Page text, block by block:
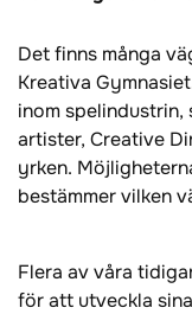
Det finns många
Kreativa
inom
artister, Creative
yrken.
bestämmer vilken
Flera av våra
för att utveckla